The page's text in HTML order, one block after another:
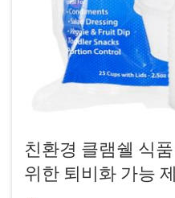
친환경 클램쉘 식
위한 퇴비화 가능